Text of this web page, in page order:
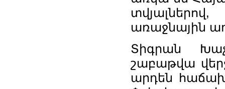
առաջնային
Տիգրան
շաբաթվա
արդեն